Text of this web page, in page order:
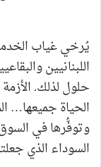
يُرخي غياب
اللبنانيين
حلول لذلك.
الحياة جميعها…
وتوفُّرها في
السوداء الذي